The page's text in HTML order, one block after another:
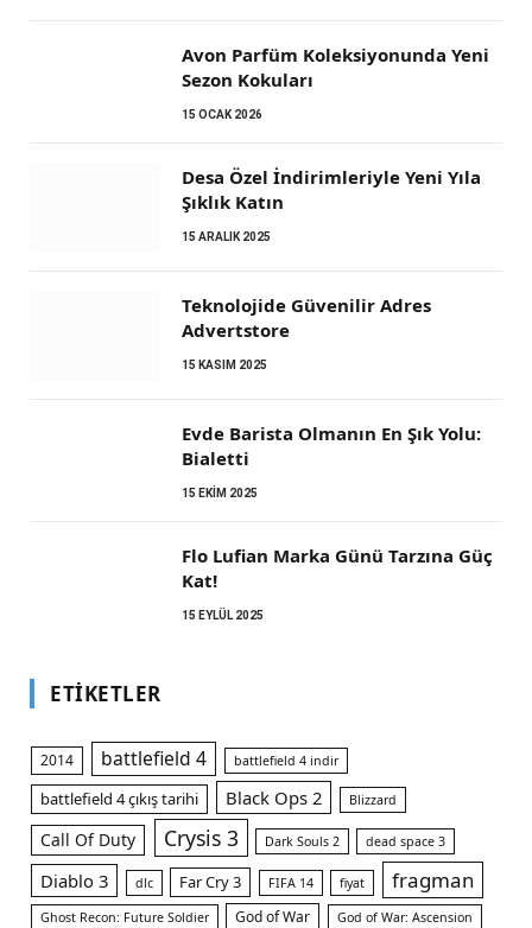
Avon Parfüm Koleksiyonunda Yeni
Sezon Kokuları
15 OCAK 2026
Desa Özel İndirimleriyle Yeni Yıla
Şıklık Katın
15 ARALIK 2025
Teknolojide Güvenilir Adres
Advertstore
15 KASIM 2025
Evde Barista Olmanın En Şık Yolu:
Bialetti
15 EKIM 2025
Flo Lufian Marka Günü Tarzına Güç
Kat!
15 EYLÜL 2025
ETIKETLER
2014 battlefield 4 battlefield 4 indir
battlefield 4 çıkış tarihi Black Ops 2 Blizzard
Call Of Duty Crysis 3 Dark Souls 2 dead space 3
Diablo 3 dlc Far Cry 3 FIFA 14 fiyat fragman
Ghost Recon: Future Soldier God of War God of War: Ascension